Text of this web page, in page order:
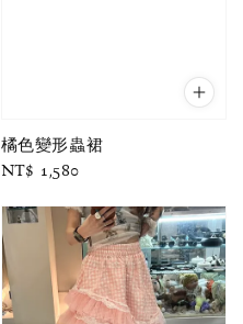
橘色變形蟲裙
Regular
NT$ 1,580